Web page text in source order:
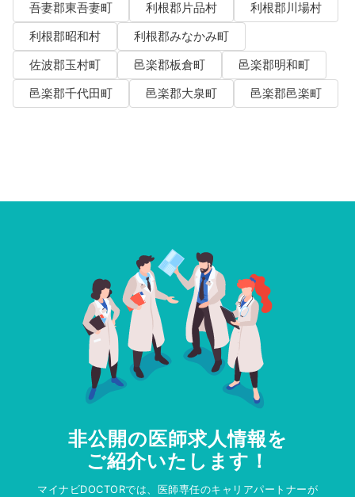
吾妻郡東吾妻町
利根郡片品村
利根郡川場村
利根郡昭和村
利根郡みなかみ町
佐波郡玉村町
邑楽郡板倉町
邑楽郡明和町
邑楽郡千代田町
邑楽郡大泉町 邑楽郡邑楽町
非公開の医師求人情報を
ご紹介いたします！
マイナビDOCTORでは、医師専任のキャリアパートナーが